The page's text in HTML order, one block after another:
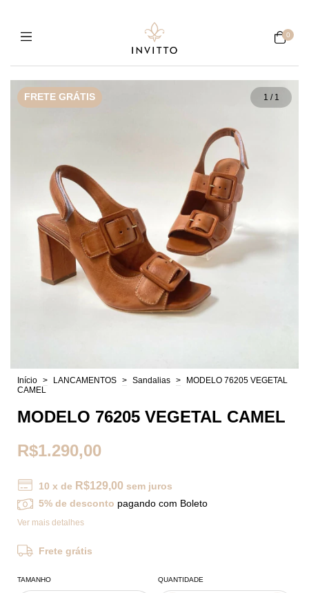
0
FRETE GRÁTIS 1 / 1
Início > LANCAMENTOS > Sandalias >
MODELO 76205 VEGETAL
CAMEL
MODELO 76205 VEGETAL CAMEL
R$1.290,00
10 x de R$129,00 sem juros
5% de desconto pagando com Boleto
Ver mais detalhes
Frete grátis
TAMANHO QUANTIDADE